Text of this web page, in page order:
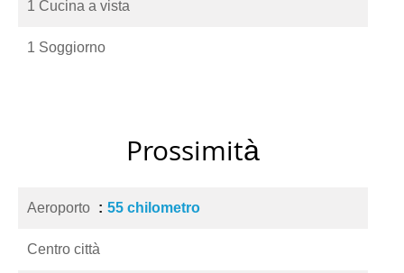
1 Cucina a vista
1 Soggiorno
Prossimità
Aeroporto 55 chilometro
Centro città